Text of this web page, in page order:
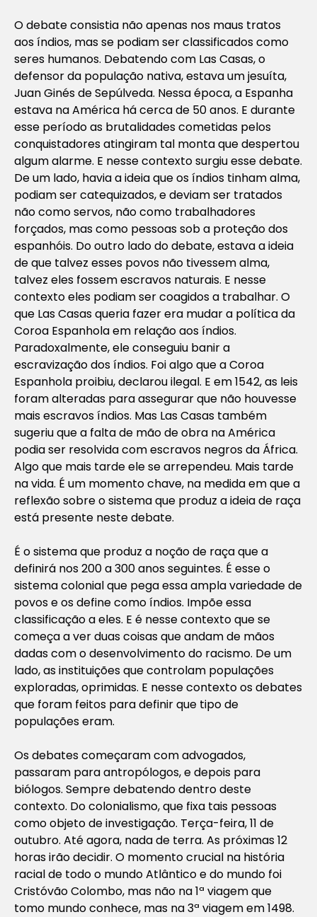
O debate consistia não apenas nos maus tratos
aos índios, mas se podiam ser classificados como
seres humanos. Debatendo com Las Casas, o
defensor da população nativa, estava um jesuíta,
Juan Ginés de Sepúlveda. Nessa época, a Espanha
estava na América há cerca de 50 anos. E durante
esse período as brutalidades cometidas pelos
conquistadores atingiram tal monta que despertou
algum alarme. E nesse contexto surgiu esse debate.
De um lado, havia a ideia que os índios tinham alma,
podiam ser catequizados, e deviam ser tratados
não como servos, não como trabalhadores
forçados, mas como pessoas sob a proteção dos
espanhóis. Do outro lado do debate, estava a ideia
de que talvez esses povos não tivessem alma,
talvez eles fossem escravos naturais. E nesse
contexto eles podiam ser coagidos a trabalhar. O
que Las Casas queria fazer era mudar a política da
Coroa Espanhola em relação aos índios.
Paradoxalmente, ele conseguiu banir a
escravização dos índios. Foi algo que a Coroa
Espanhola proibiu, declarou ilegal. E em 1542, as leis
foram alteradas para assegurar que não houvesse
mais escravos índios. Mas Las Casas também
sugeriu que a falta de mão de obra na América
podia ser resolvida com escravos negros da África.
Algo que mais tarde ele se arrependeu. Mais tarde
na vida. É um momento chave, na medida em que a
reflexão sobre o sistema que produz a ideia de raça
está presente neste debate.
É o sistema que produz a noção de raça que a
definirá nos 200 a 300 anos seguintes. É esse o
sistema colonial que pega essa ampla variedade de
povos e os define como índios. Impõe essa
classificação a eles. E é nesse contexto que se
começa a ver duas coisas que andam de mãos
dadas com o desenvolvimento do racismo. De um
lado, as instituições que controlam populações
exploradas, oprimidas. E nesse contexto os debates
que foram feitos para definir que tipo de
populações eram.
Os debates começaram com advogados,
passaram para antropólogos, e depois para
biólogos. Sempre debatendo dentro deste
contexto. Do colonialismo, que fixa tais pessoas
como objeto de investigação. Terça-feira, 11 de
outubro. Até agora, nada de terra. As próximas 12
horas irão decidir. O momento crucial na história
racial de todo o mundo Atlântico e do mundo foi
Cristóvão Colombo, mas não na 1ª viagem que
tomo mundo conhece, mas na 3ª viagem em 1498.